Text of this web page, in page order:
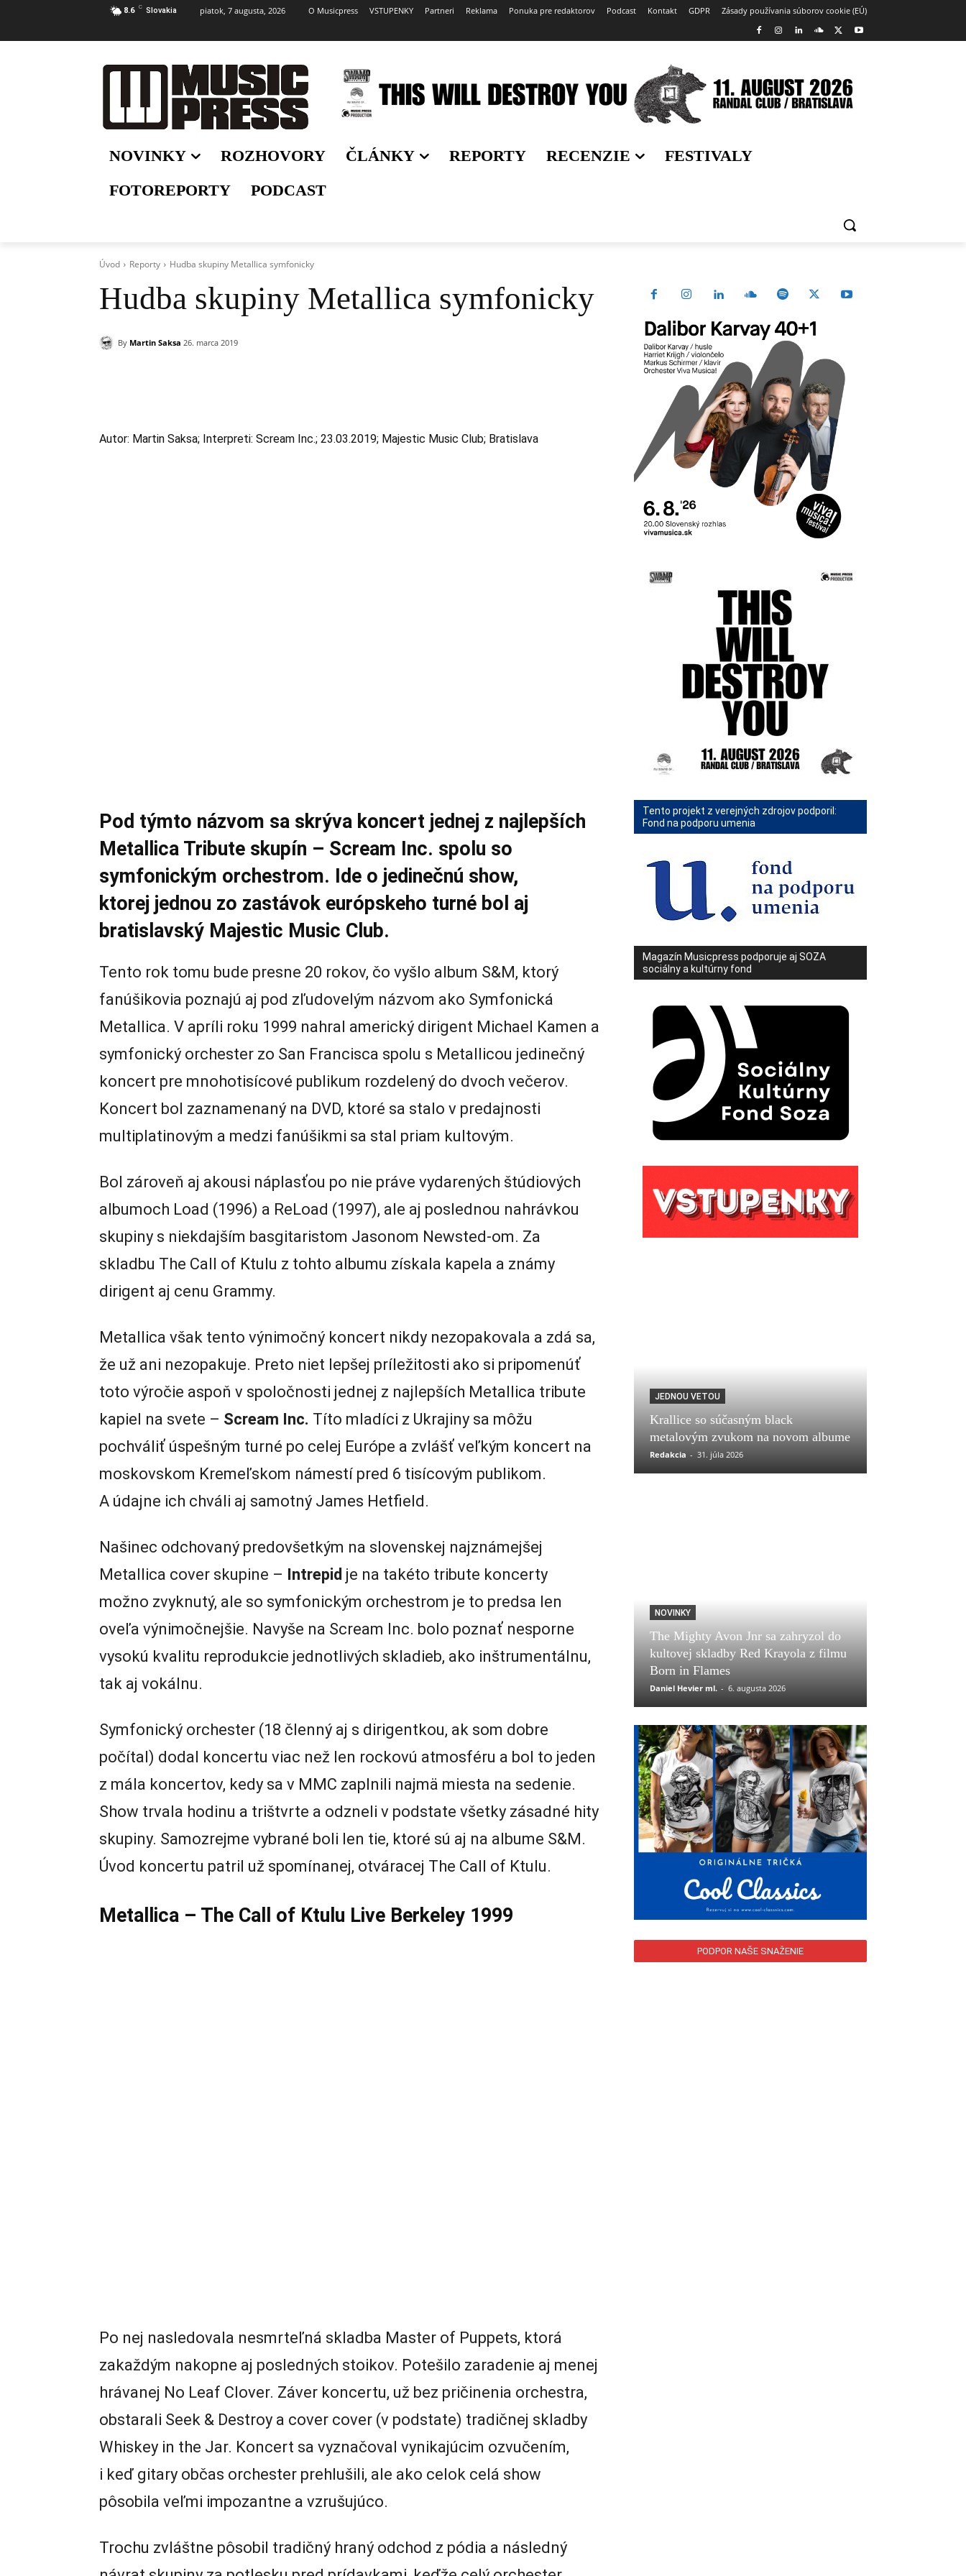
8.6 C Slovakia piatok, 7 augusta, 2026 O Musicpress VSTUPENKY Partneri Reklama Ponuka pre redaktorov Podcast Kontakt GDPR Zásady používania súborov cookie (EÚ)
NOVINKY ROZHOVORY ČLÁNKY REPORTY RECENZIE
FESTIVALY
FOTOREPORTY
PODCAST
Úvod Reporty Hudba skupiny Metallica symfonicky
Hudba skupiny Metallica symfonicky
By Martin Saksa 26. marca 2019
Autor: Martin Saksa; Interpreti: Scream Inc.; 23.03.2019; Majestic Music Club; Bratislava
Pod týmto názvom sa skrýva koncert jednej z najlepších
Metallica Tribute skupín – Scream Inc. spolu so
symfonickým orchestrom. Ide o jedinečnú show,
ktorej jednou zo zastávok európskeho turné bol aj
bratislavský Majestic Music Club.
Tento rok tomu bude presne 20 rokov, čo vyšlo album S&M, ktorý
fanúšikovia poznajú aj pod zľudovelým názvom ako Symfonická
Metallica. V apríli roku 1999 nahral americký dirigent Michael Kamen a
symfonický orchester zo San Francisca spolu s Metallicou jedinečný
koncert pre mnohotisícové publikum rozdelený do dvoch večerov.
Koncert bol zaznamenaný na DVD, ktoré sa stalo v predajnosti
multiplatinovým a medzi fanúšikmi sa stal priam kultovým.
Bol zároveň aj akousi náplasťou po nie práve vydarených štúdiových
albumoch Load (1996) a ReLoad (1997), ale aj poslednou nahrávkou
skupiny s niekdajším basgitaristom Jasonom Newsted-om. Za
skladbu The Call of Ktulu z tohto albumu získala kapela a známy
dirigent aj cenu Grammy.
Metallica však tento výnimočný koncert nikdy nezopakovala a zdá sa,
že už ani nezopakuje. Preto niet lepšej príležitosti ako si pripomenúť
toto výročie aspoň v spoločnosti jednej z najlepších Metallica tribute
kapiel na svete – Scream Inc. Títo mladíci z Ukrajiny sa môžu
pochváliť úspešným turné po celej Európe a zvlášť veľkým koncert na
moskovskom Kremeľskom námestí pred 6 tisícovým publikom.
A údajne ich chváli aj samotný James Hetfield.
Našinec odchovaný predovšetkým na slovenskej najznámejšej
Metallica cover skupine – Intrepid je na takéto tribute koncerty
možno zvyknutý, ale so symfonickým orchestrom je to predsa len
oveľa výnimočnejšie. Navyše na Scream Inc. bolo poznať nesporne
vysokú kvalitu reprodukcie jednotlivých skladieb, ako inštrumentálnu,
tak aj vokálnu.
Symfonický orchester (18 členný aj s dirigentkou, ak som dobre
počítal) dodal koncertu viac než len rockovú atmosféru a bol to jeden
z mála koncertov, kedy sa v MMC zaplnili najmä miesta na sedenie.
Show trvala hodinu a trištvrte a odzneli v podstate všetky zásadné hity
skupiny. Samozrejme vybrané boli len tie, ktoré sú aj na albume S&M.
Úvod koncertu patril už spomínanej, otváracej The Call of Ktulu.
Metallica – The Call of Ktulu Live Berkeley 1999
Po nej nasledovala nesmrteľná skladba Master of Puppets, ktorá
zakaždým nakopne aj posledných stoikov. Potešilo zaradenie aj menej
hrávanej No Leaf Clover. Záver koncertu, už bez pričinenia orchestra,
obstarali Seek & Destroy a cover cover (v podstate) tradičnej skladby
Whiskey in the Jar. Koncert sa vyznačoval vynikajúcim ozvučením,
i keď gitary občas orchester prehlušili, ale ako celok celá show
pôsobila veľmi impozantne a vzrušujúco.
Trochu zvláštne pôsobil tradičný hraný odchod z pódia a následný
Tento projekt z verejných zdrojov podporil:
Fond na podporu umenia
Magazín Musicpress podporuje aj SOZA
sociálny a kultúrny fond
JEDNOU VETOU
Krallice so súčasným black
metalovým zvukom na novom albume
Redakcia - 31. júla 2026
NOVINKY
The Mighty Avon Jnr sa zahryzol do
kultovej skladby Red Krayola z filmu
Born in Flames
Daniel Hevier ml. - 6. augusta 2026
PODPOR NAŠE SNAŽENIE